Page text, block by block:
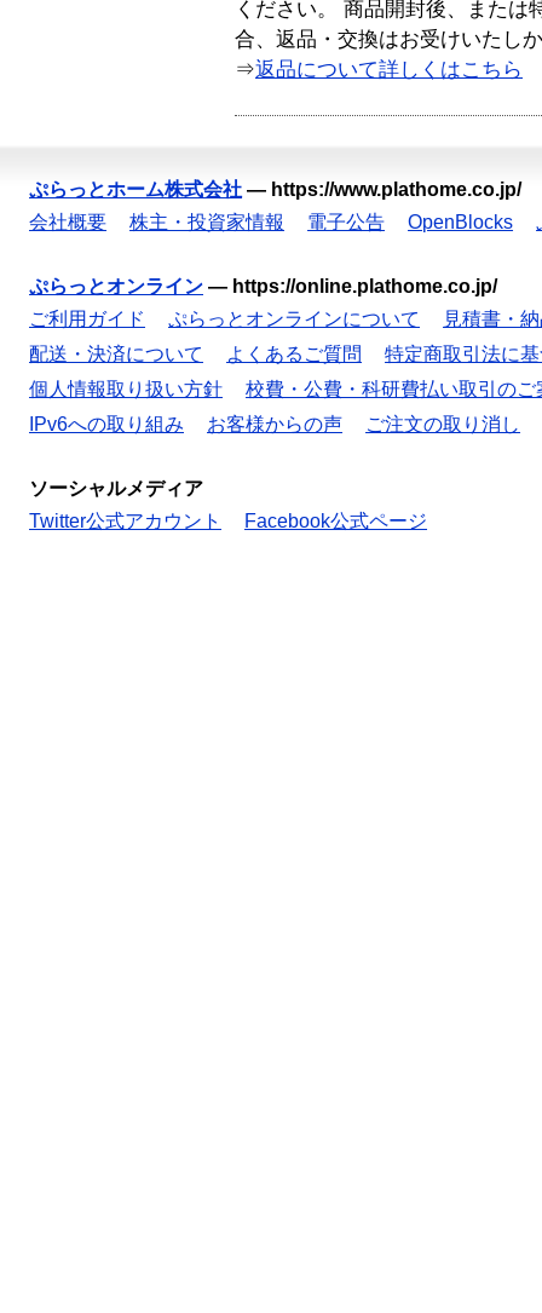
ください。 商品開封後、または
合、返品・交換はお受けいたし
⇒返品について詳しくはこちら
ぷらっとホーム株式会社 — https://www.plathome.co.jp/
会社概要
株主・投資家情報 電子公告 OpenBlocks
ぷらっとオンライン — https://online.plathome.co.jp/
ご利用ガイド
ぷらっとオンラインについて
見積書・
配送・決済について
よくあるご質問
特定商取引法に
個人情報取り扱い方針
校費・公費・科研費払い取引のご
IPv6への取り組み
お客様からの声 ご注文の取り消し
ソーシャルメディア
Twitter公式アカウント
Facebook公式ページ